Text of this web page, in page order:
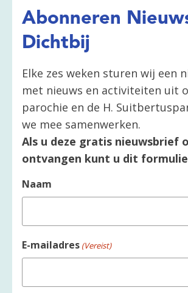
Abonneren
Dichtbij
Elke zes weken sturen wij een
met nieuws en activiteiten uit
parochie en de H.
we mee samenwerken.
Als u deze gratis nieuwsbrief
ontvangen kunt u dit
Naam
E-mailadres (Vereist)